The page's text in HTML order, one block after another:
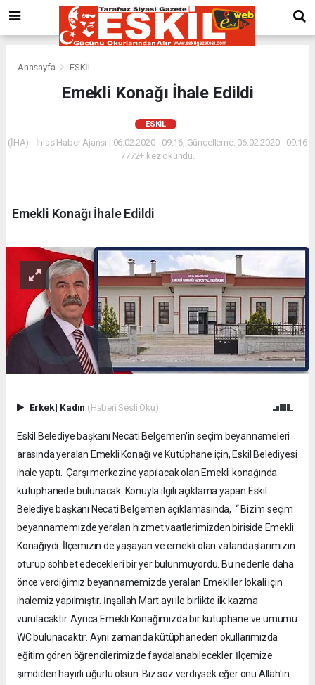
Anasayfa ESKİL
Emekli Konağı İhale Edildi
ESKİL
(İHA) - İhlas Haber Ajansı | 06.02.2020 - 09:16, Güncelleme: 06.02.2020 - 09:16
7772+ kez okundu.
Emekli Konağı İhale Edildi
Erkek| Kadın (Haberi Sesli Oku)
Eskil Belediye başkanı Necati Belgemen'in seçim beyannameleri
arasında yeralan Emekli Konağı ve Kütüphane için, Eskil Belediyesi
ihale yaptı. Çarşı merkezine yapılacak olan Emekli konağında
kütüphanede bulunacak. Konuyla ilgili açıklama yapan Eskil
Belediye başkanı Necati Belgemen açıklamasında, “ Bizim seçim
beyannamemizde yeralan hizmet vaatlerimizden biriside Emekli
Konağıydı. İlçemizin de yaşayan ve emekli olan vatandaşlarımızın
oturup sohbet edecekleri bir yer bulunmuyordu. Bu nedenle daha
önce verdiğimiz beyannamemizde yeralan Emekliler lokali için
ihalemiz yapılmıştır. İnşallah Mart ayı ile birlikte ilk kazma
vurulacaktır. Ayrıca Emekli Konağımızda bir kütüphane ve umumu
WC bulunacaktır. Aynı zamanda kütüphaneden okullarımızda
eğitim gören öğrencilerimizde faydalanabilecekler. İlçemize
şimdiden hayırlı uğurlu olsun. Biz söz verdiysek eğer onu Allah'ın